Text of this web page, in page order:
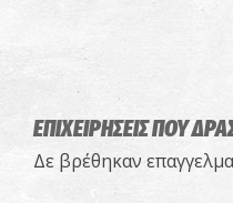
ΕΠΙΧΕΙΡΗΣΕΙΣ ΠΟΥ
Δε βρέθηκαν